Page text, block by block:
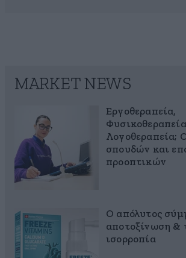
MARKET NEWS
Εργοθεραπεία,
Λογοθεραπεία;
σπουδών και
προοπτικών
Ο απόλυτος
αποτοξίνωση &
ισορροπία